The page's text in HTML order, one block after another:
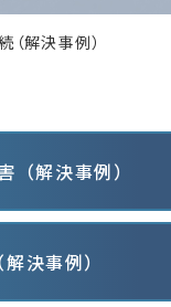
（解決事例）
（解決事例）
決事例）